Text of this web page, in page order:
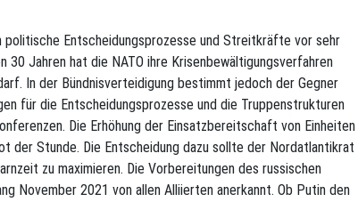
politische Entscheidungsprozesse und Streitkräfte vor sehr
Jahren hat die NATO ihre Krisenbewältigungsverfahren
In der Bündnisverteidigung bestimmt jedoch der Gegner
für die Entscheidungsprozesse und die Truppenstrukturen
Die Erhöhung der Einsatzbereitschaft von Einheiten
der Stunde. Die Entscheidung dazu sollte der Nordatlantikrat
zu maximieren. Die Vorbereitungen des russischen
November 2021 von allen Alliierten anerkannt. Ob Putin den